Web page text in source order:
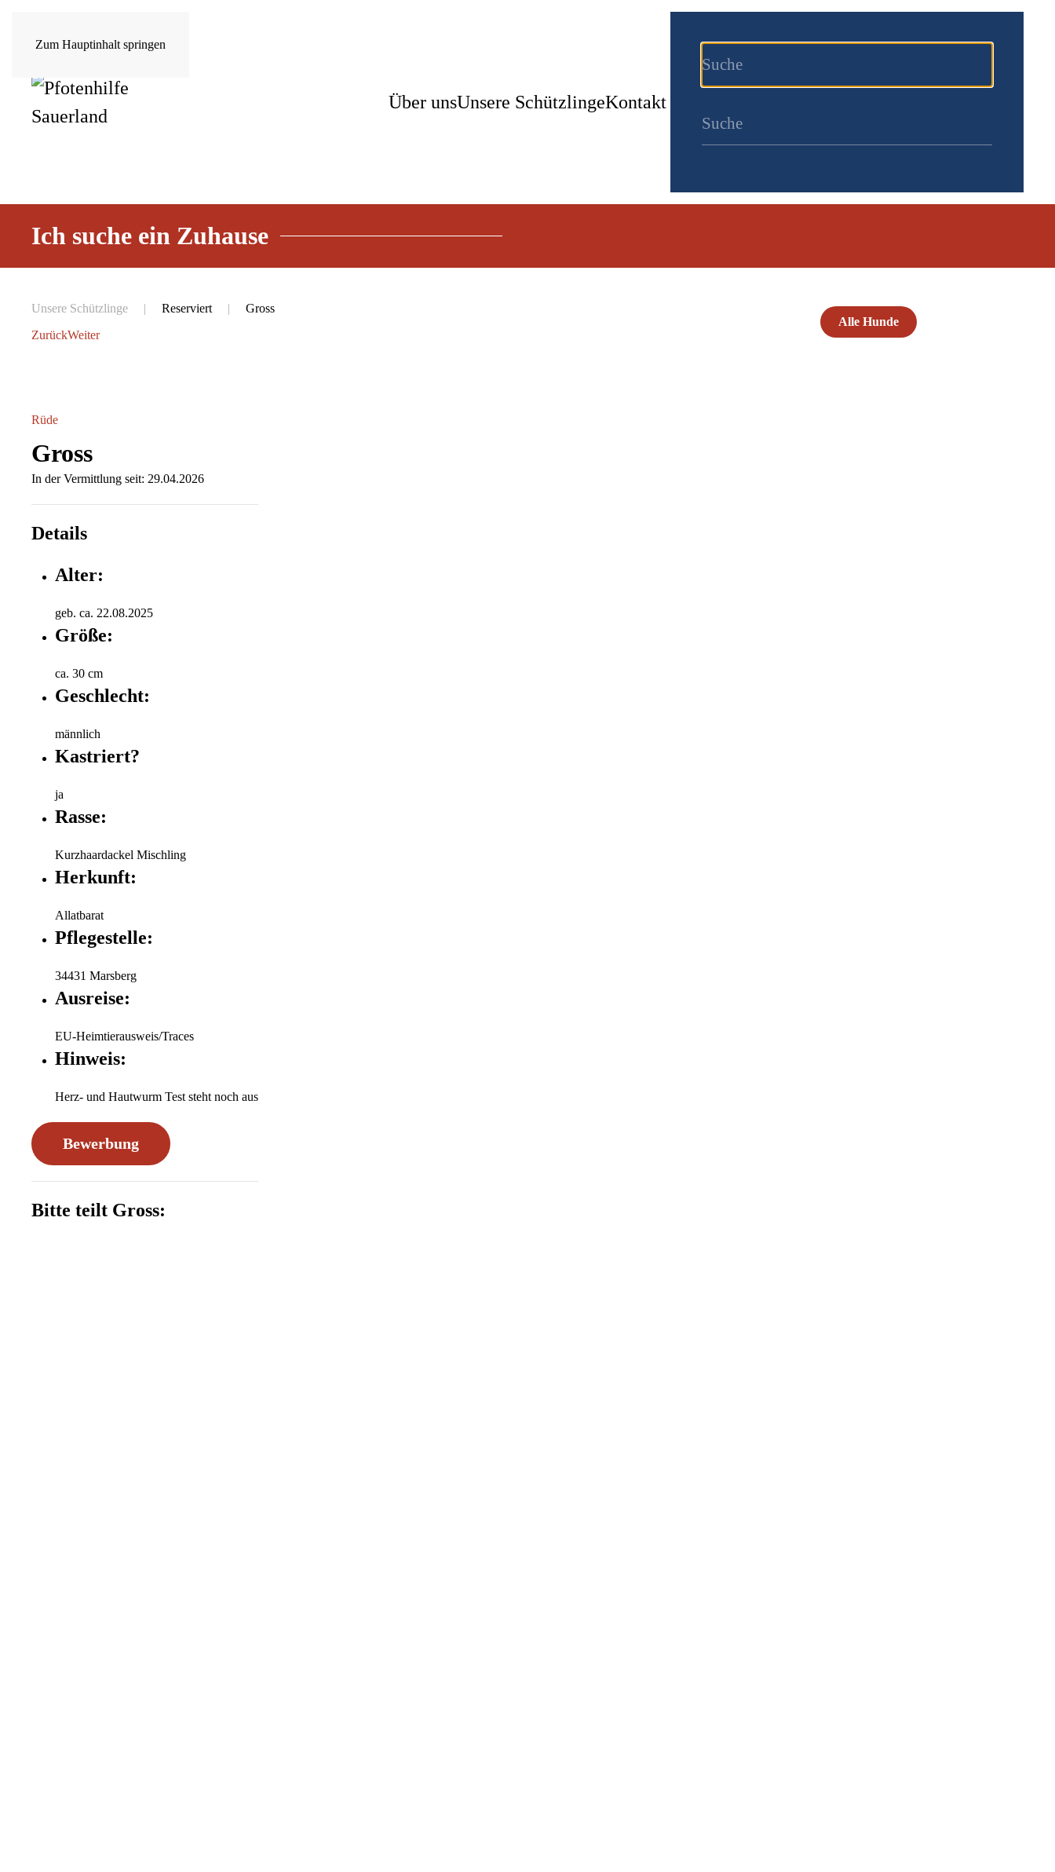
Zum Hauptinhalt springen
Über unsUnsere SchützlingeKontakt
Ich suche ein Zuhause
Unsere Schützlinge Reserviert
Gross
ZurückWeiter
Alle Hunde
Rüde
Gross
In der Vermittlung seit: 29.04.2026
Details
Alter:
geb. ca. 22.08.2025
Größe:
ca. 30 cm
Geschlecht:
männlich
Kastriert?
ja
Rasse:
Kurzhaardackel Mischling
Herkunft:
Allatbarat
Pflegestelle:
34431 Marsberg
Ausreise:
EU-Heimtierausweis/Traces
Hinweis:
Herz- und Hautwurm Test steht noch aus
Bewerbung
Bitte teilt Gross: